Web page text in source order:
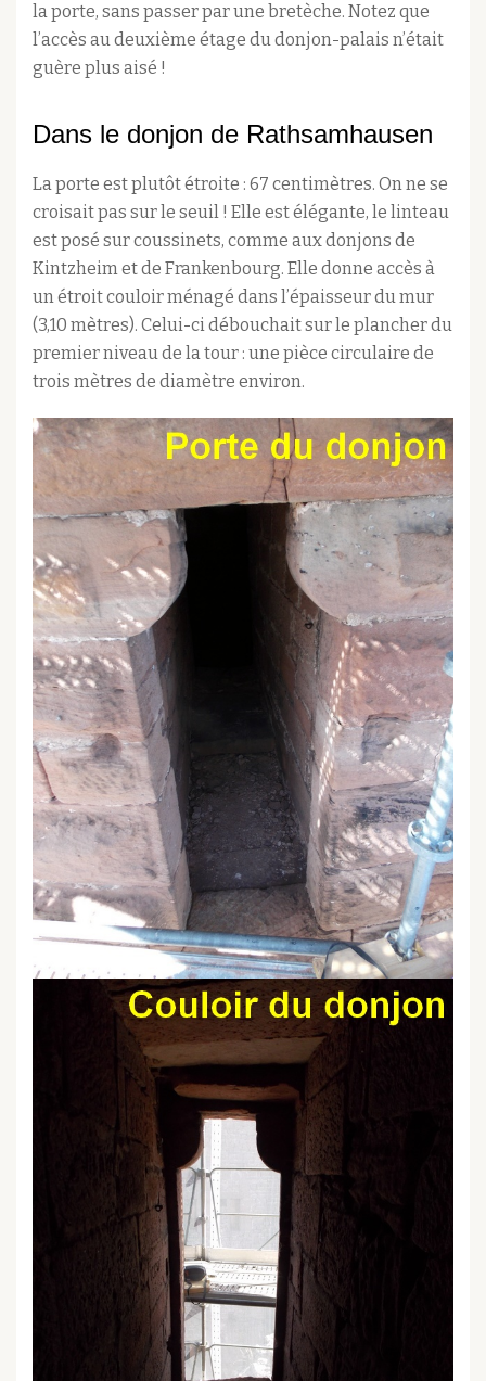
la porte, sans passer par une bretèche. Notez que
l’accès au deuxième étage du donjon-palais n’était
guère plus aisé !
Dans le donjon de Rathsamhausen
La porte est plutôt étroite : 67 centimètres. On ne se
croisait pas sur le seuil ! Elle est élégante, le linteau
est posé sur coussinets, comme aux donjons de
Kintzheim et de Frankenbourg. Elle donne accès à
un étroit couloir ménagé dans l’épaisseur du mur
(3,10 mètres). Celui-ci débouchait sur le plancher du
premier niveau de la tour : une pièce circulaire de
trois mètres de diamètre environ.